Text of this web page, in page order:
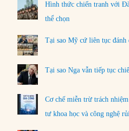
Hình thức chiến tranh với
thể chọn
Tại sao Mỹ cứ liên tục đánh
Tại sao Nga vẫn tiếp tục
Cơ chế miễn trừ trách
tư khoa học và công nghệ